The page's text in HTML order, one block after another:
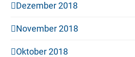
Dezember 2018
November 2018
Oktober 2018